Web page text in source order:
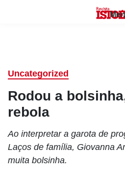
Uncategorized
Rodou a
rebola
Ao interpretar a garota de
Laços de família, Giovanna
muita bolsinha.